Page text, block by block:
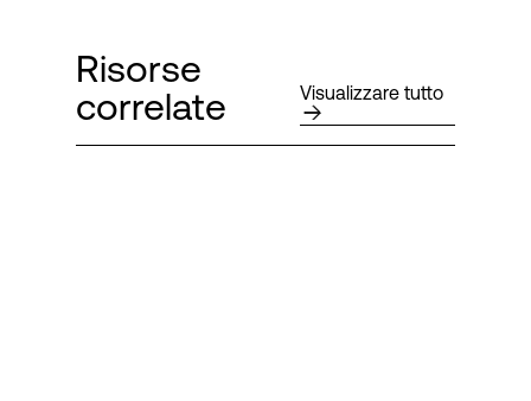
Risorse
correlate
Visualizzare tutto